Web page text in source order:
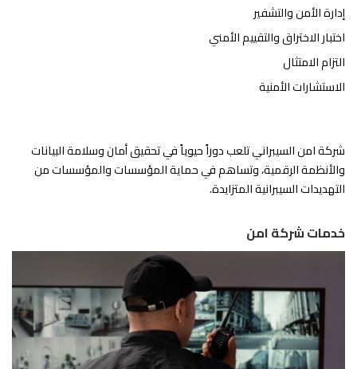
إدارة الأمن والتشفير
اختبار الاختراق والتقييم الأمني
التزام الامتثال
الاستشارات الأمنية
شركة امن السيبراني تلعب دوراً حيوياً في تحقيق أمان وسلامة البيانات
والأنظمة الرقمية، وتساهم في حماية المؤسسات والمؤسسات من
التهديدات السيبرانية المتزايدة.
خدمات شركة امن